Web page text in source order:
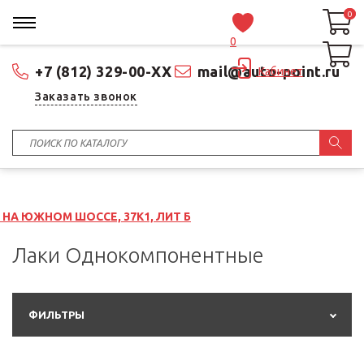
+7 (812) 329-00-XX mail@auto-point.ru
Заказать звонок
0
Кабинет
0
0
ШОССЕ, 37К1, ЛИТ Б
Лаки Однокомпонентные
ФИЛЬТРЫ